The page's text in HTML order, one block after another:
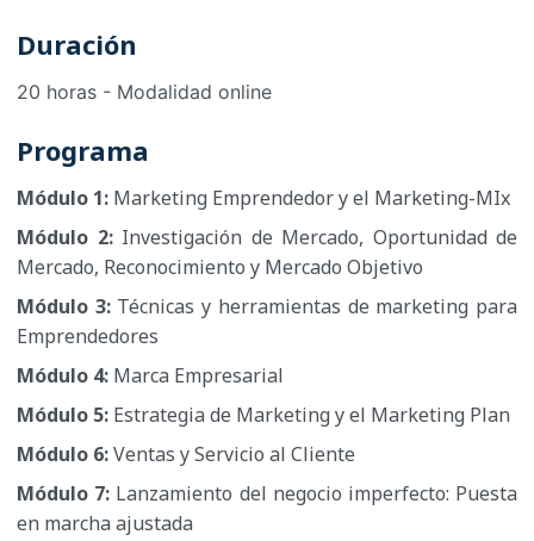
Duración
20 horas - Modalidad online
Programa
Módulo 1: Marketing Emprendedor y el Marketing-MIx
Módulo 2:Investigación de Mercado, Oportunidad de
Mercado, Reconocimiento y Mercado Objetivo
Módulo 3:Técnicas y herramientas de marketing para
Emprendedores
Módulo 4: Marca Empresarial
Módulo 5: Estrategia de Marketing y el Marketing Plan
Módulo 6:Ventas y Servicio al Cliente
Módulo 7: Lanzamiento del negocio imperfecto: Puesta
en marcha ajustada